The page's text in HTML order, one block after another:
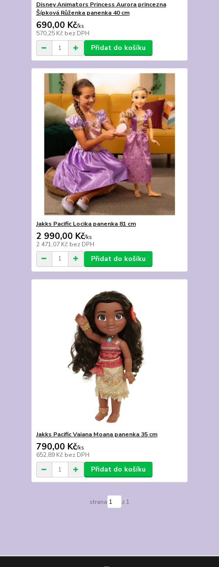
Disney Animators Princess Aurora princezna
Šípková Růženka panenka 40 cm
690,00 Kč/ks
570,25 Kč bez DPH
Přidat do košíku
Jakks Pacific Locika panenka 81 cm
2 990,00 Kč/ks
2 471,07 Kč bez DPH
Přidat do košíku
Jakks Pacific Vaiana Moana panenka 35 cm
790,00 Kč/ks
652,89 Kč bez DPH
Přidat do košíku
strana z 1